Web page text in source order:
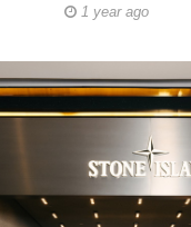
1 year ago